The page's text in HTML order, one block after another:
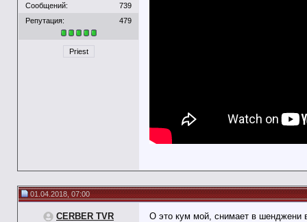
Сообщений:
739
Репутация:
479
Priest
01.04.2018, 07:00
CERBER TVR О это кум мой, снимает в шенджени